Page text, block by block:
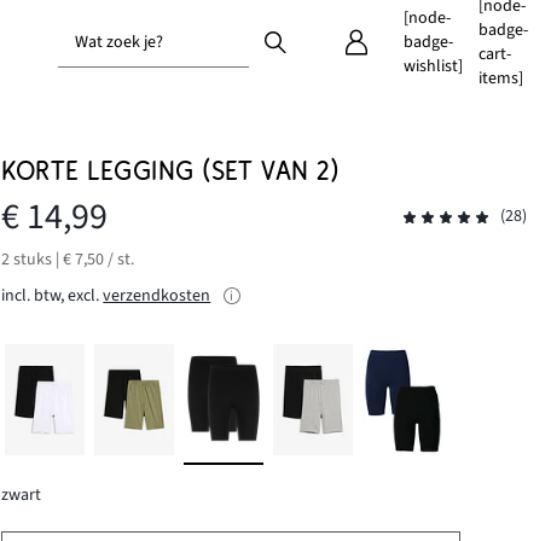
Wat zoek je?
[node-
badge-
wishlist]
[node-
badge-
cart-
items]
KORTE LEGGING (SET VAN 2)
€ 14,99
(28)
2 stuks | € 7,50 / st.
incl. btw, excl.verzendkosten
zwart